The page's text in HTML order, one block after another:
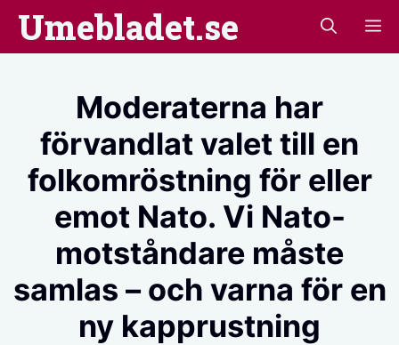
Hoppa
Umebladet.se
Moderaterna har
förvandlat valet till en
folkomröstning för eller
emot Nato. Vi Nato-
motståndare måste
samlas – och varna för en
ny kapprustning